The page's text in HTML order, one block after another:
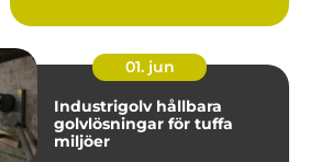
01. jun
Industrigolv hållbara
golvlösningar för tuffa
miljöer